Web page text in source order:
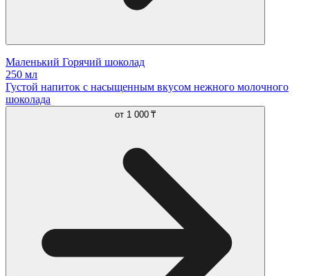
Маленький Горячий шоколад
250 мл
Густой напиток с насыщенным вкусом нежного молочного
шоколада
от 1 000 ₸